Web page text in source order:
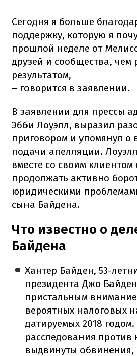
Сегодня я больше
поддержку, которую я
прошлой неделе от
друзей и сообщества, чем
результатом,
– говорится в заявлении.
В заявлении для прессы
Эбби Лоуэлл, выразил
приговором и упомянул о
подачи апелляции.
вместе со своим клиентом
продолжать активно
юридическими
сына Байдена.
Что известно о
Байдена
Хантер Байден, 53-
президента Джо
пристальным
вероятных налоговых
датируемых 2018
расследования против
выдвинуты обвинения,